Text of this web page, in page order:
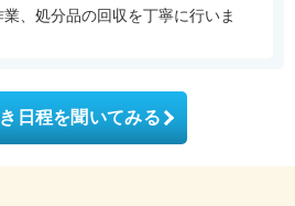
、処分品の回収を丁寧に行いま
日程を聞いてみる